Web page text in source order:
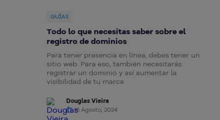
GUÍAS
Todo lo que necesitas saber sobre el
registro de dominios
Para tener presencia en línea, debes tener un
sitio web. Para eso, también necesitarás
registrar un dominio y así aumentar la
visibilidad de tu marca.
Douglas Vieira
16 Agosto, 2024